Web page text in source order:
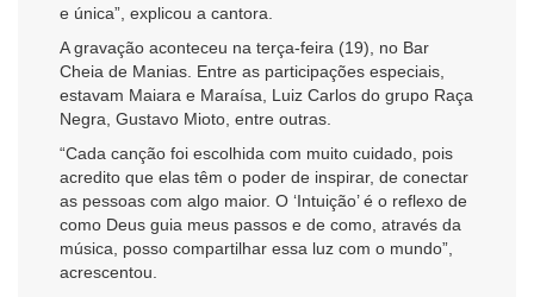
e única”, explicou a cantora.
A gravação aconteceu na terça-feira (19), no Bar
Cheia de Manias. Entre as participações especiais,
estavam Maiara e Maraísa, Luiz Carlos do grupo Raça
Negra, Gustavo Mioto, entre outras.
“Cada canção foi escolhida com muito cuidado, pois
acredito que elas têm o poder de inspirar, de conectar
as pessoas com algo maior. O ‘Intuição’ é o reflexo de
como Deus guia meus passos e de como, através da
música, posso compartilhar essa luz com o mundo”,
acrescentou.